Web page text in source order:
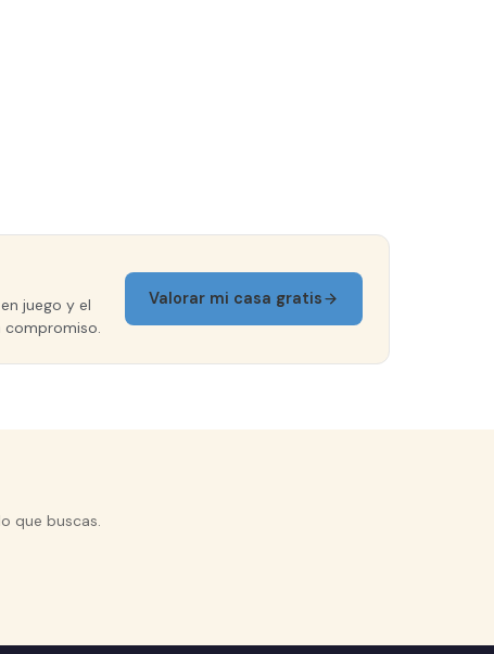
juego y el
Valorar mi casa gratis
que buscas.